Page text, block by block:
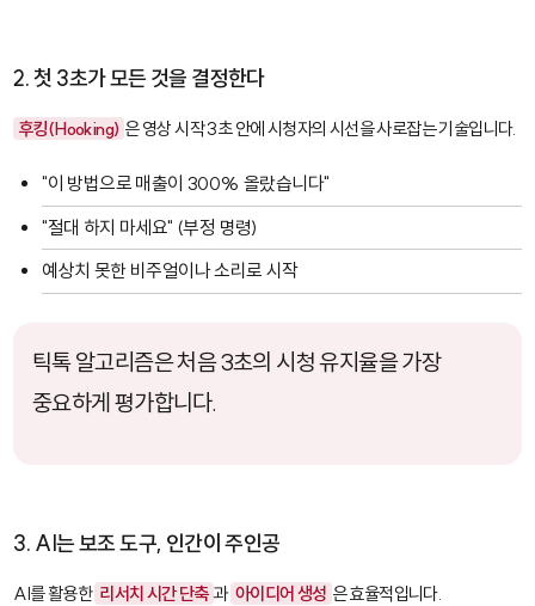
2. 첫 3초가 모든 것을 결정한다
후킹(Hooking) 은 영상 시작 3초 안에 시청자의 시선을 사로잡는 기술입니다.
"이 방법으로 매출이 300% 올랐습니다"
"절대 하지 마세요" (부정 명령)
예상치 못한 비주얼이나 소리로 시작
틱톡 알고리즘은 처음 3초의 시청 유지율을 가장
중요하게 평가합니다.
3. AI는 보조 도구, 인간이 주인공
AI를 활용한 리서치 시간 단축과 아이디어 생성 은 효율적입니다.